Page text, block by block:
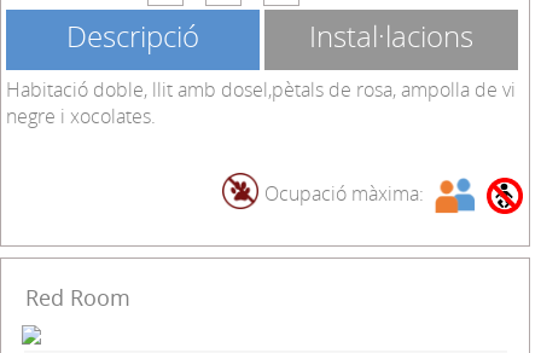
Descripció Instal·lacions
Habitació doble, llit amb dosel,pètals de rosa, ampolla de vi
negre i xocolates.
Ocupació màxima:
Red Room